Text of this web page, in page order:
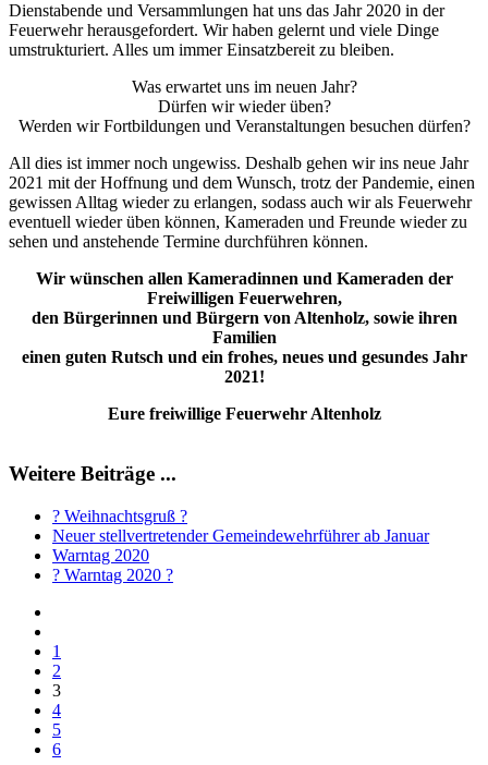
Dienstabende und Versammlungen hat uns das Jahr 2020 in der
Feuerwehr herausgefordert. Wir haben gelernt und viele Dinge
umstrukturiert. Alles um immer Einsatzbereit zu bleiben.
Was erwartet uns im neuen Jahr?
Dürfen wir wieder üben?
Werden wir Fortbildungen und Veranstaltungen besuchen dürfen?
All dies ist immer noch ungewiss. Deshalb gehen wir ins neue Jahr
2021 mit der Hoffnung und dem Wunsch, trotz der Pandemie, einen
gewissen Alltag wieder zu erlangen, sodass auch wir als Feuerwehr
eventuell wieder üben können, Kameraden und Freunde wieder zu
sehen und anstehende Termine durchführen können.
Wir wünschen allen Kameradinnen und Kameraden der
Freiwilligen Feuerwehren,
den Bürgerinnen und Bürgern von Altenholz, sowie ihren
Familien
einen guten Rutsch und ein frohes, neues und gesundes Jahr
2021!
Eure freiwillige Feuerwehr Altenholz
Weitere Beiträge ...
? Weihnachtsgruß ?
Neuer stellvertretender Gemeindewehrführer ab Januar
Warntag 2020
? Warntag 2020 ?
1
2
3
4
5
6